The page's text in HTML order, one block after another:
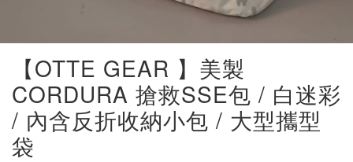
【OTTE GEAR 】美製
CORDURA 搶救SSE包 / 白迷彩
/ 內含反折收納小包 / 大型攜型
袋